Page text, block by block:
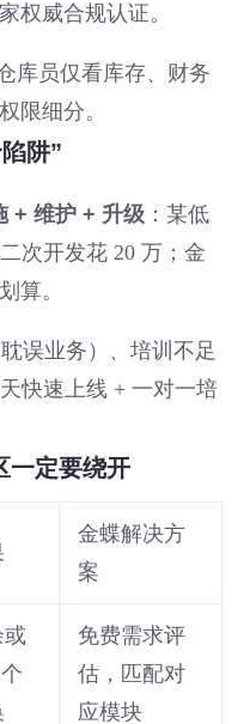
权威合规认证。
库员仅看库存、财务
限细分。
阱”
+ 维护 + 升级 ：某低
次开发花 20 万；金
算。
误业务）、培训不足
快速上线 + 一对一培
一定要绕开
金蝶解决方
案
免费需求评
估，匹配对
应模块